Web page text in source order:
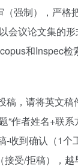
强制），严格
会议论文集的
和Inspec检
稿，请将英文
“作者姓名+联系
-收到确认（1个
接受/拒稿），